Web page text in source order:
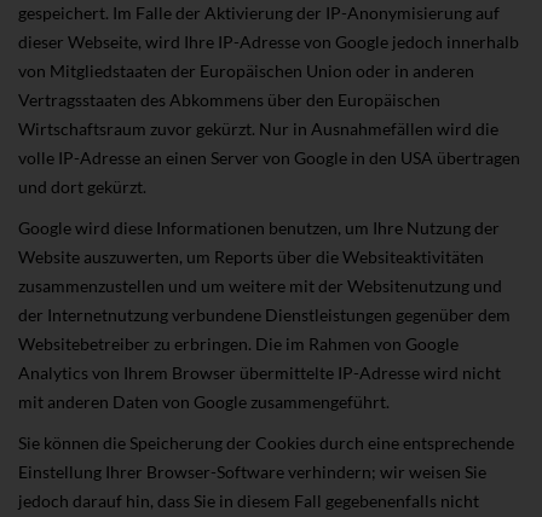
gespeichert. Im Falle der Aktivierung der IP-Anonymisierung auf
dieser Webseite, wird Ihre IP-Adresse von Google jedoch innerhalb
von Mitgliedstaaten der Europäischen Union oder in anderen
Vertragsstaaten des Abkommens über den Europäischen
Wirtschaftsraum zuvor gekürzt. Nur in Ausnahmefällen wird die
volle IP-Adresse an einen Server von Google in den USA übertragen
und dort gekürzt.
Google wird diese Informationen benutzen, um Ihre Nutzung der
Website auszuwerten, um Reports über die Websiteaktivitäten
zusammenzustellen und um weitere mit der Websitenutzung und
der Internetnutzung verbundene Dienstleistungen gegenüber dem
Websitebetreiber zu erbringen. Die im Rahmen von Google
Analytics von Ihrem Browser übermittelte IP-Adresse wird nicht
mit anderen Daten von Google zusammengeführt.
Sie können die Speicherung der Cookies durch eine entsprechende
Einstellung Ihrer Browser-Software verhindern; wir weisen Sie
jedoch darauf hin, dass Sie in diesem Fall gegebenenfalls nicht